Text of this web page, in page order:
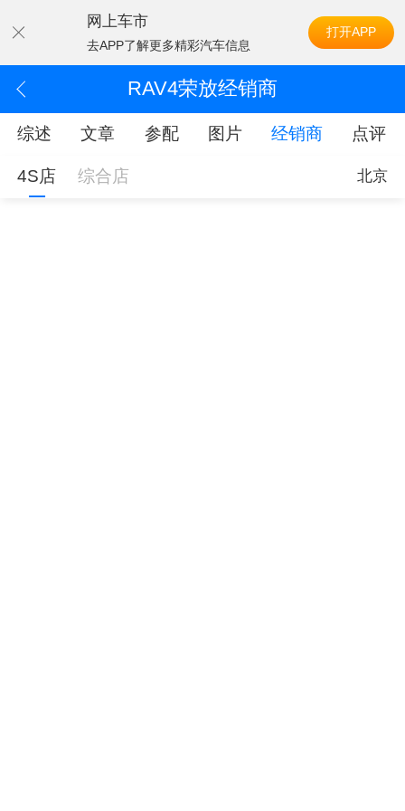
网上车市
去APP了解更多精彩汽车信息
打开APP
RAV4荣放经销商
综述 文章 参配 图片 经销商 点评
4S店 综合店 北京